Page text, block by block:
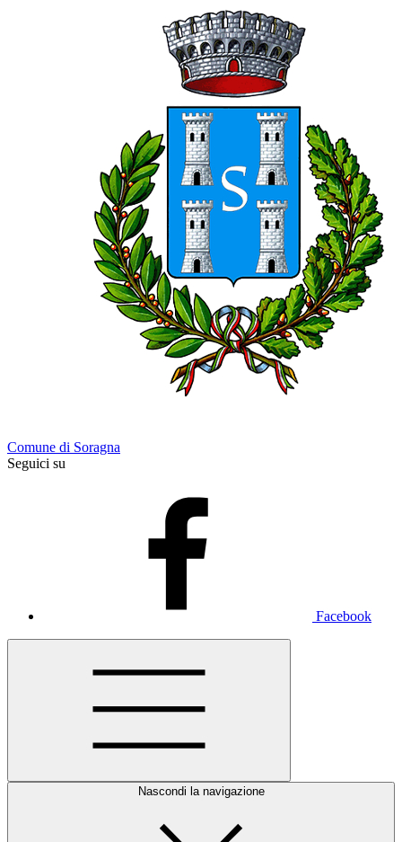
Comune di Soragna
Seguici su
Facebook
Nascondi la navigazione